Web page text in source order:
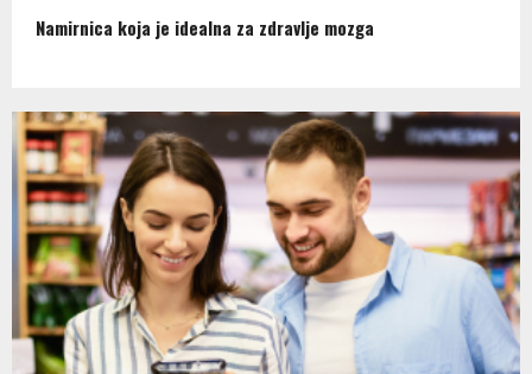
Namirnica koja je idealna za zdravlje mozga